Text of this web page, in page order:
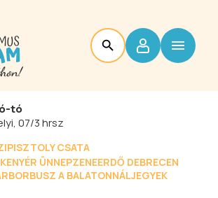
tó
, 07/3 hrsz
CSATA
ÜNNEPZENEERDŐ DEBRECEN
BORBUSZ A BALATONNÁLJEGYEK